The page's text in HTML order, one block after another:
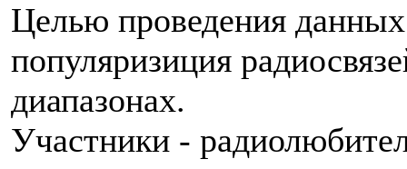
Целью проведения данных
популяризиция
диапазонах.
Участники -